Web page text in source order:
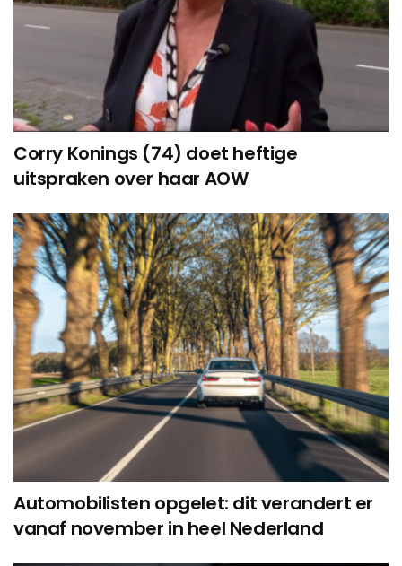
Corry Konings (74) doet heftige
uitspraken over haar AOW
Automobilisten opgelet: dit verandert er
vanaf november in heel Nederland